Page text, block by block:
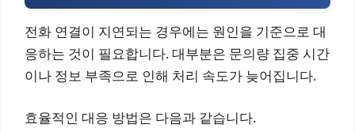
전화 연결이 지연되는 경우에는 원인을 기준으로 대
응하는 것이 필요합니다. 대부분은 문의량 집중 시간
이나 정보 부족으로 인해 처리 속도가 늦어집니다.
효율적인 대응 방법은 다음과 같습니다.